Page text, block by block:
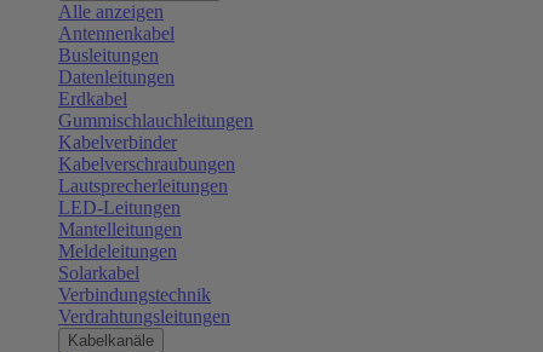
Alle anzeigen
Antennenkabel
Busleitungen
Datenleitungen
Erdkabel
Gummischlauchleitungen
Kabelverbinder
Kabelverschraubungen
Lautsprecherleitungen
LED-Leitungen
Mantelleitungen
Meldeleitungen
Solarkabel
Verbindungstechnik
Verdrahtungsleitungen
Kabelkanäle